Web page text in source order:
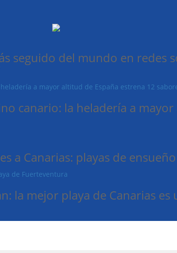
seguido del mundo en redes
canario: la heladería a
a Canarias: playas de
la mejor playa de Canarias